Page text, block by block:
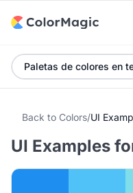
Paletas de colores en
Back to Colors/UI
UI Examples